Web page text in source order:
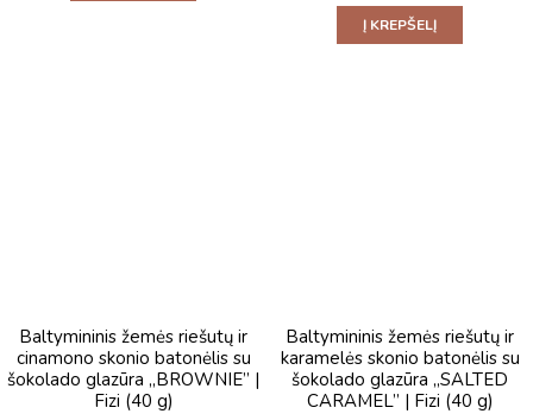
Į KREPŠELĮ
Baltymininis žemės riešutų ir
cinamono skonio batonėlis su
šokolado glazūra „BROWNIE” |
Fizi (40 g)
Baltymininis žemės riešutų ir
karamelės skonio batonėlis su
šokolado glazūra „SALTED
CARAMEL” | Fizi (40 g)